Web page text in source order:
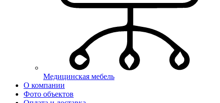
Медицинская мебель
О компании
Фото объектов